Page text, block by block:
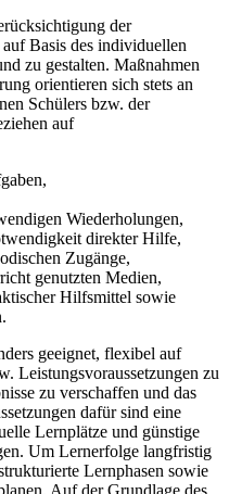
der
Basis des individuellen
zu gestalten. Maßnahmen
orientieren sich stets an
Schülers bzw. der
auf
Wiederholungen,
direkter Hilfe,
Zugänge,
genutzten Medien,
Hilfsmittel sowie
geeignet, flexibel auf
Leistungsvoraussetzungen zu
zu verschaffen und das
dafür sind eine
Lernplätze und günstige
Um Lernerfolge langfristig
Lernphasen sowie